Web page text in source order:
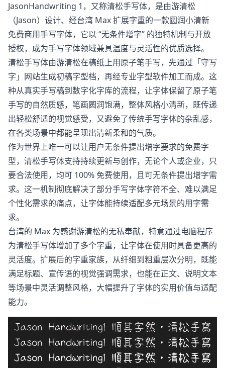
JasonHandwriting 1，又称清松手写体，是由游清松
（Jason）设计、经台湾 Max 扩展字重的一款圆润小清新
免费商用手写字体，它以 “无条件增字” 的独特机制与开放
授权，成为手写字体领域兼具温度与灵活性的优质选择。
清松手写体由游清松在稿纸上用原子笔手写，先通过「守写
字」网站生成初稿字型档，再经专业字型软件加工而成。这
种从真实手写稿到数字化字库的流程，让字体保留了原子笔
手写的自然质感，笔画圆润饱满，整体风格小清新，既传递
出轻松舒适的视觉感受，又避免了传统手写字体的杂乱感，
在各类场景中都能呈现出清新柔和的气质。
作为世界上唯一可以让用户无条件提出增字要求的免费字
型，清松手写体支持持续更新与创作，无论个人或企业，只
要合法使用，均可 100% 免费使用，且可无条件提出增字需
求。这一机制彻底解决了部分手写字体字符不全、难以满足
个性化需求的痛点，让字体能持续适配多元场景的用字需
求。
台湾的 Max 为感谢游清松的无私奉献，特意通过电脑程序
为清松手写体增加了多个字重，让字体在使用时具备更高的
灵活度。扩展后的字重家族，从纤细到粗重层次分明，既能
满足标题、宣传语的视觉强调需求，也能在正文、说明文本
等场景中灵活调整风格，大幅提升了字体的实用价值与适配
能力。